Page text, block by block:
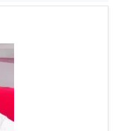
विभिन्न मामले